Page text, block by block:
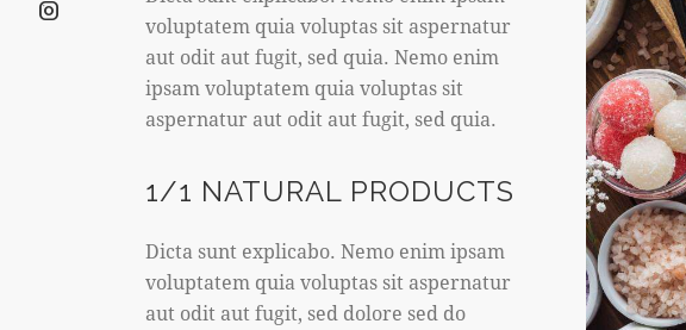
voluptatem quia voluptas sit aspernatur
aut odit aut fugit, sed quia. Nemo enim
ipsam voluptatem quia voluptas sit
aspernatur aut odit aut fugit, sed quia.
1/1 NATURAL PRODUCTS
Dicta sunt explicabo. Nemo enim ipsam
voluptatem quia voluptas sit aspernatur
aut odit aut fugit, sed dolore sed do